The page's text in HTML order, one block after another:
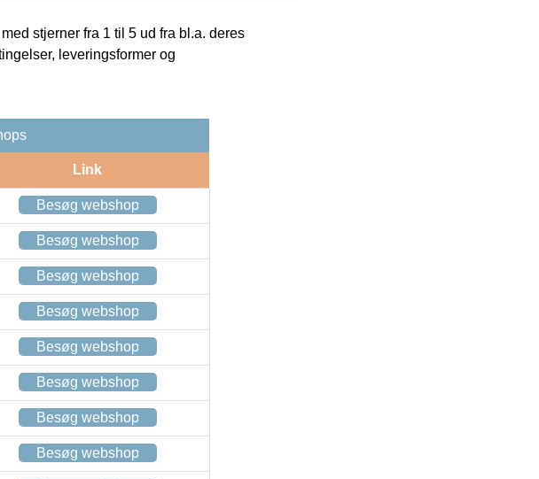
stjerner fra 1 til 5 ud fra bl.a. deres
leveringsformer og
Link
Besøg webshop
Besøg webshop
Besøg webshop
Besøg webshop
Besøg webshop
Besøg webshop
Besøg webshop
Besøg webshop